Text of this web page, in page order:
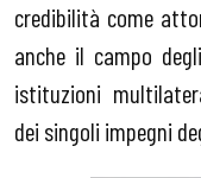
credibilità come
anche il campo degli
istituzioni
dei singoli impegni